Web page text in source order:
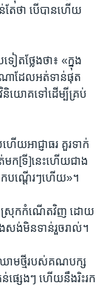
តែ​ថា​ បើ​បាន​ហើយ​
ត​ថ្លែង​ថា​៖ «ក្នុង​
ណា​ដែល​អត់​ទាន់​ផុត​
និយោគ​ទៅដើម្បី​គ្រប់​
យ​អាជ្ញាធរ​ គួរ​ទាក់​
មក​[ទី]នេះហើយ​ជាង​
បណ្តើរ​ៗ​ហើយ»។
ស្រុក​កំណើត​វិញ ដោយ​
ង់​មិន​ទាន់​រួចរាល់។
ឈាមថ្មីរបស់​គណបក្ស​
ផ្សេង​ៗ ហើយ​នឹង​រិះ​រក​